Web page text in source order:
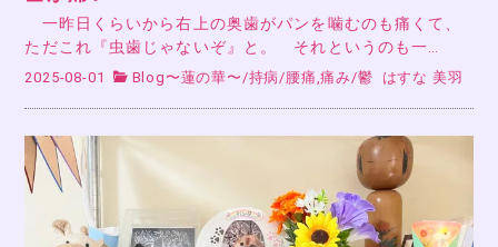
一昨日くらいから右上の奥歯がパンを噛むのも痛くて、
ただこれ『虫歯じゃないぞ』と。 それというのも一…
2025-08-01 Blog〜蓮の華〜 /持病 /腰痛,痛み/鬱 はすな 美羽